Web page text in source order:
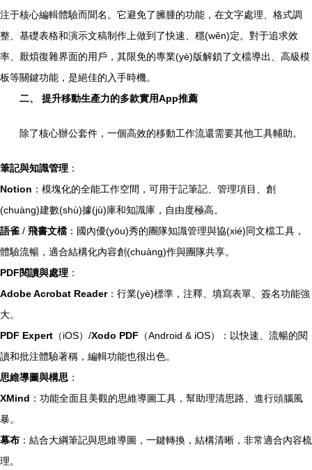
注于核心編輯體驗而聞名。它避免了臃腫的功能，在文字處理、格式調
整、基礎表格和演示文稿制作上做到了快速、穩(wěn)定。對于追求效
率、厭煩復雜界面的用戶，其限免的專業(yè)版解鎖了文檔導出、高級模
板等關鍵功能，是絕佳的入手時機。
二、 提升移動生產力的多款實用App推薦
除了核心辦公套件，一個高效的移動工作流還需要其他工具輔助。
筆記與知識管理 ：
Notion ：模塊化的全能工作空間，可用于記筆記、管理項目、創
(chuàng)建數(shù)據(jù)庫和知識庫，自由度極高。
語雀 / 飛書文檔 ：國內優(yōu)秀的團隊知識管理與協(xié)同文檔工具，
體驗流暢，適合結構化內容創(chuàng)作與團隊共享。
PDF閱讀與處理 ：
Adobe Acrobat Reader：行業(yè)標準，注釋、填寫表單、簽名功能強
大。
PDF Expert （iOS）/Xodo PDF （Android & iOS）：以快速、流暢的閱
讀和批注體驗著稱，編輯功能也很出色。
思維導圖與構思 ：
XMind ：功能全面且美觀的思維導圖工具，幫助理清思路、進行頭腦風
暴。
幕布 ：結合大綱筆記與思維導圖，一鍵轉換，結構清晰，非常適合內容梳
理。